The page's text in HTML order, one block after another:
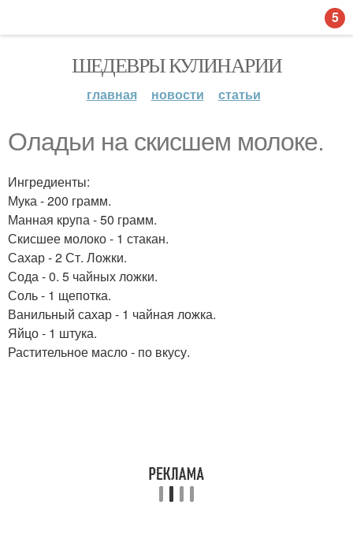
ШЕДЕВРЫ КУЛИНАРИИ
главная новости статьи
Оладьи на скисшем молоке.
Ингредиенты:
Мука - 200 грамм.
Манная крупа - 50 грамм.
Скисшее молоко - 1 стакан.
Сахар - 2 Ст. Ложки.
Сода - 0. 5 чайных ложки.
Соль - 1 щепотка.
Ванильный сахар - 1 чайная ложка.
Яйцо - 1 штука.
Растительное масло - по вкусу.
5